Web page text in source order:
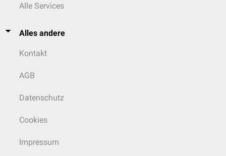
Alle Services
Alles andere
Kontakt
AGB
Datenschutz
Cookies
Impressum